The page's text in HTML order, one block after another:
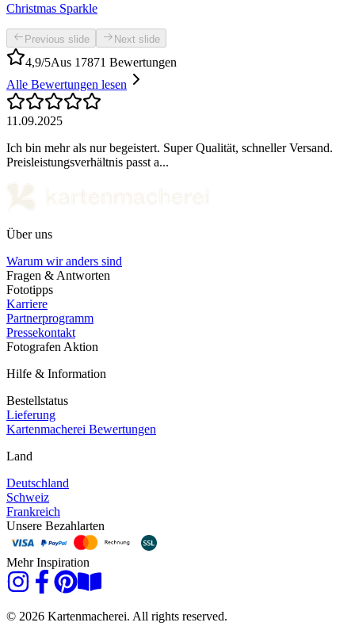
Christmas Sparkle
Previous slide Next slide
4,9/5Aus 17871 Bewertungen
Alle Bewertungen lesen
11.09.2025
Ich bin mehr als nur begeistert. Super Qualität, schneller Versand.
Preisleistungsverhältnis passt a...
Über uns
Warum wir anders sind
Fragen & Antworten
Fototipps
Karriere
Partnerprogramm
Pressekontakt
Fotografen Aktion
Hilfe & Information
Bestellstatus
Lieferung
Kartenmacherei Bewertungen
Land
Deutschland
Schweiz
Frankreich
Unsere Bezahlarten
Mehr Inspiration
© 2026 Kartenmacherei. All rights reserved.